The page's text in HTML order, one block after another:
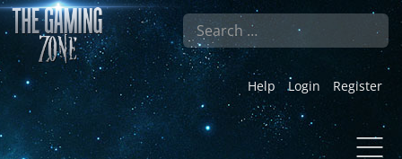
Search
Help Login Register